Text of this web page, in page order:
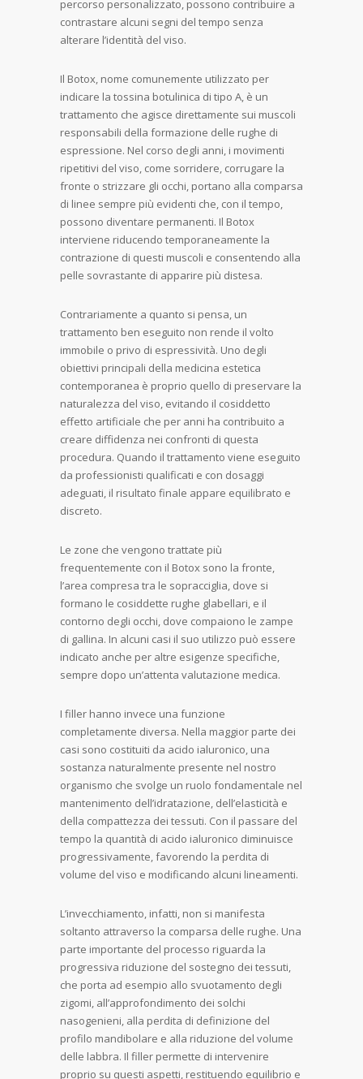
percorso personalizzato, possono contribuire a
contrastare alcuni segni del tempo senza
alterare l’identità del viso.
Il Botox, nome comunemente utilizzato per
indicare la tossina botulinica di tipo A, è un
trattamento che agisce direttamente sui muscoli
responsabili della formazione delle rughe di
espressione. Nel corso degli anni, i movimenti
ripetitivi del viso, come sorridere, corrugare la
fronte o strizzare gli occhi, portano alla comparsa
di linee sempre più evidenti che, con il tempo,
possono diventare permanenti. Il Botox
interviene riducendo temporaneamente la
contrazione di questi muscoli e consentendo alla
pelle sovrastante di apparire più distesa.
Contrariamente a quanto si pensa, un
trattamento ben eseguito non rende il volto
immobile o privo di espressività. Uno degli
obiettivi principali della medicina estetica
contemporanea è proprio quello di preservare la
naturalezza del viso, evitando il cosiddetto
effetto artificiale che per anni ha contribuito a
creare diffidenza nei confronti di questa
procedura. Quando il trattamento viene eseguito
da professionisti qualificati e con dosaggi
adeguati, il risultato finale appare equilibrato e
discreto.
Le zone che vengono trattate più
frequentemente con il Botox sono la fronte,
l’area compresa tra le sopracciglia, dove si
formano le cosiddette rughe glabellari, e il
contorno degli occhi, dove compaiono le zampe
di gallina. In alcuni casi il suo utilizzo può essere
indicato anche per altre esigenze specifiche,
sempre dopo un’attenta valutazione medica.
I filler hanno invece una funzione
completamente diversa. Nella maggior parte dei
casi sono costituiti da acido ialuronico, una
sostanza naturalmente presente nel nostro
organismo che svolge un ruolo fondamentale nel
mantenimento dell’idratazione, dell’elasticità e
della compattezza dei tessuti. Con il passare del
tempo la quantità di acido ialuronico diminuisce
progressivamente, favorendo la perdita di
volume del viso e modificando alcuni lineamenti.
L’invecchiamento, infatti, non si manifesta
soltanto attraverso la comparsa delle rughe. Una
parte importante del processo riguarda la
progressiva riduzione del sostegno dei tessuti,
che porta ad esempio allo svuotamento degli
zigomi, all’approfondimento dei solchi
nasogenieni, alla perdita di definizione del
profilo mandibolare e alla riduzione del volume
delle labbra. Il filler permette di intervenire
proprio su questi aspetti, restituendo equilibrio e